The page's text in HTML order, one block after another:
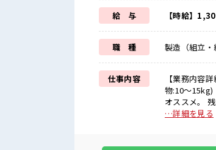
給 与 【時給】
職 種 製造（組立・
仕事内容
【業務内容
物:10～15kg)【取扱製品情報】
オススメ。
ライベート
…詳細を見る